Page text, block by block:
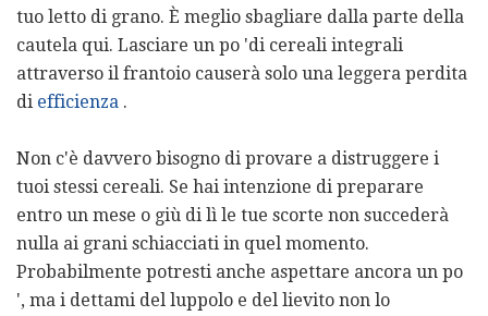
tuo letto di grano. È meglio sbagliare dalla parte della
cautela qui. Lasciare un po 'di cereali integrali
attraverso il frantoio causerà solo una leggera perdita
di efficienza .
Non c'è davvero bisogno di provare a distruggere i
tuoi stessi cereali. Se hai intenzione di preparare
entro un mese o giù di lì le tue scorte non succederà
nulla ai grani schiacciati in quel momento.
Probabilmente potresti anche aspettare ancora un po
', ma i dettami del luppolo e del lievito non lo